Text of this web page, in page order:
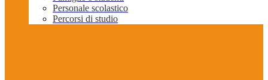
Personale scolastico
Percorsi di studio